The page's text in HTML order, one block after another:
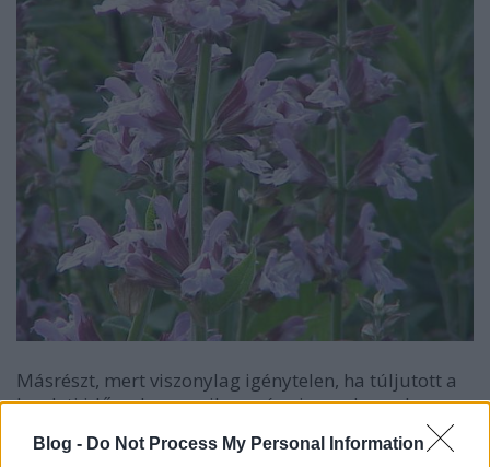
Blog - Do Not Process My Personal Information
Másrészt, mert viszonylag igénytelen, ha túljutott a
kezdeti időszakon, amikor még viszonylag sok
nedvesség kell neki. A már fásodó szárú növény jól
bírja a szárazságot, és szinte bármilyen talajban